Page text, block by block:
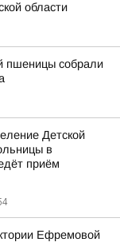
области
пшеницы собрали
Детской
в
приём
Ефремовой